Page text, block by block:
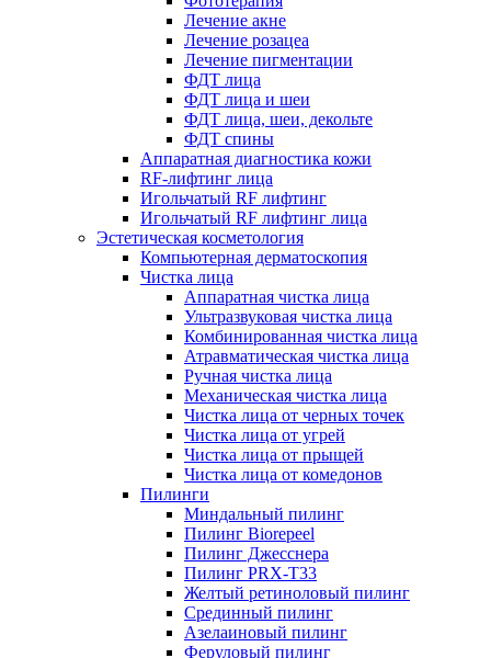
Лечение акне
Лечение розацеа
Лечение пигментации
ФДТ лица
ФДТ лица и шеи
ФДТ лица, шеи, декольте
ФДТ спины
Аппаратная диагностика кожи
RF-лифтинг лица
Игольчатый RF лифтинг
Игольчатый RF лифтинг лица
Эстетическая косметология
Компьютерная дерматоскопия
Чистка лица
Аппаратная чистка лица
Ультразвуковая чистка лица
Комбинированная чистка лица
Атравматическая чистка лица
Ручная чистка лица
Механическая чистка лица
Чистка лица от черных точек
Чистка лица от угрей
Чистка лица от прыщей
Чистка лица от комедонов
Пилинги
Миндальный пилинг
Пилинг Biorepeel
Пилинг Джесснера
Пилинг PRX-T33
Желтый ретиноловый пилинг
Срединный пилинг
Азелаиновый пилинг
Феруловый пилинг